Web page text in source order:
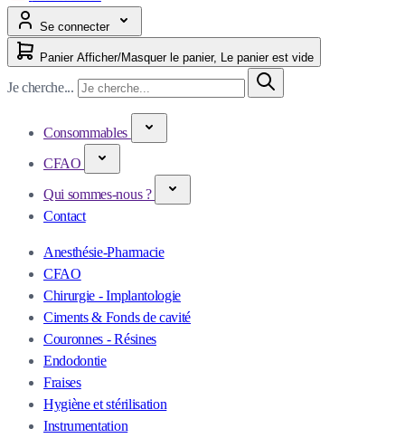
Se connecter
Panier Afficher/Masquer le panier, Le panier est vide
Je cherche...
Consommables
CFAO
Qui sommes-nous ?
Contact
Anesthésie-Pharmacie
CFAO
Chirurgie - Implantologie
Ciments & Fonds de cavité
Couronnes - Résines
Endodontie
Fraises
Hygiène et stérilisation
Instrumentation